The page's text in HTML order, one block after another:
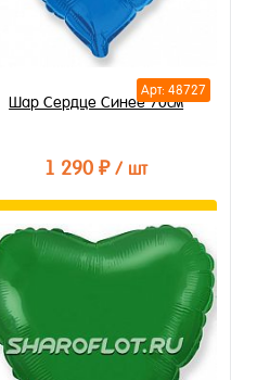
Арт: 48727
Шар Сердце Синее 70см
1 290 ₽/ шт
В корзину
Купить в 1 клик
В избранное
В наличии